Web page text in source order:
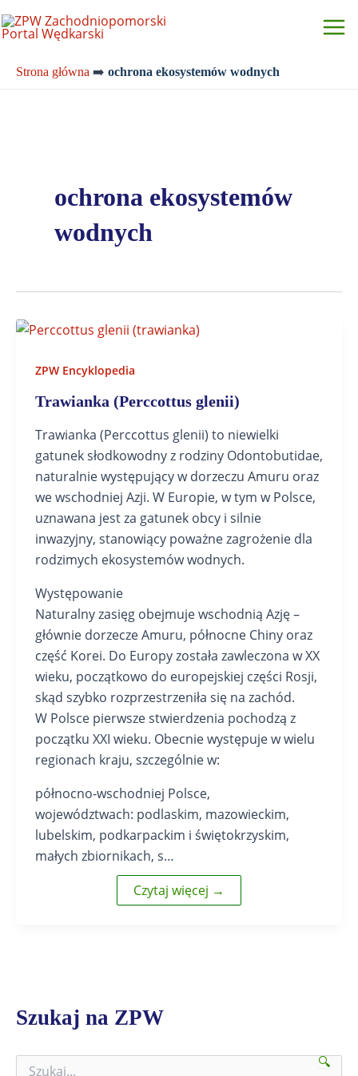
do
Strona główna ➡️ ochrona ekosystemów wodnych
ochrona ekosystemów
wodnych
ZPW Encyklopedia
Trawianka (Perccottus glenii)
Trawianka (Perccottus glenii) to niewielki
gatunek słodkowodny z rodziny Odontobutidae,
naturalnie występujący w dorzeczu Amuru oraz
we wschodniej Azji. W Europie, w tym w Polsce,
uznawana jest za gatunek obcy i silnie
inwazyjny, stanowiący poważne zagrożenie dla
rodzimych ekosystemów wodnych.
Występowanie
Naturalny zasięg obejmuje wschodnią Azję –
głównie dorzecze Amuru, północne Chiny oraz
część Korei. Do Europy została zawleczona w XX
wieku, początkowo do europejskiej części Rosji,
skąd szybko rozprzestrzeniła się na zachód.
W Polsce pierwsze stwierdzenia pochodzą z
początku XXI wieku. Obecnie występuje w wielu
regionach kraju, szczególnie w:
północno‑wschodniej Polsce,
województwach: podlaskim, mazowieckim,
lubelskim, podkarpackim i świętokrzyskim,
małych zbiornikach, s…
Czytaj więcej →
Szukaj na ZPW
🔍